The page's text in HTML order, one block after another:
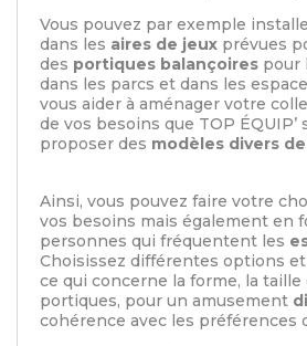
Vous pouvez par exemple
dans les aires de jeux prévues
des portiques balançoires pour
dans les parcs et dans les
vous aider à aménager votre
de vos besoins que TOP ÉQUIP’
proposer des modèles divers
Ainsi, vous pouvez faire votre
vos besoins mais également en
personnes qui fréquentent les
Choisissez différentes options
ce qui concerne la forme, la
portiques, pour un amusement
cohérence avec les préférences